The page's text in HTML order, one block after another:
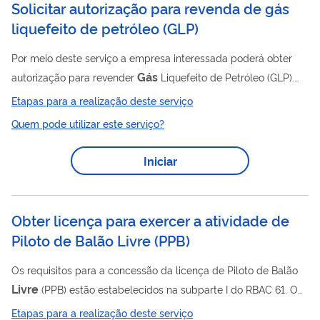
Solicitar autorização para revenda de gás
liquefeito de petróleo(GLP)
Por meio deste serviço a empresa interessada poderá obter
autorização para revender Gás Liquefeito de Petróleo (GLP).
Mais informações podem ser encontradas em GLP - Agência
Etapas para a realização deste serviço
Quem pode utilizar este serviço?
Iniciar
Obter licença para exercer a atividade de
Piloto de Balão Livre(PPB)
Os requisitos para a concessão da licença de Piloto de Balão
Livre (PPB) estão estabelecidos na subparte I do RBAC 61. O
candidato a uma licença de Piloto de Balão
Etapas para a realização deste serviço